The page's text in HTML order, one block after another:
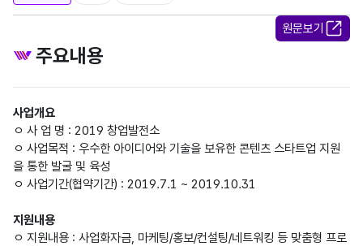
원문보기
주요내용
사업개요
ㅇ 사 업 명 : 2019 창업발전소
ㅇ 사업목적 : 우수한 아이디어와 기술을 보유한 콘텐츠 스타트업 지원
을 통한 발굴 및 육성
ㅇ 사업기간(협약기간) : 2019.7.1 ~ 2019.10.31
지원내용
ㅇ 지원내용 : 사업화자금, 마케팅/홍보/컨설팅/네트워킹 등 맞춤형 프로